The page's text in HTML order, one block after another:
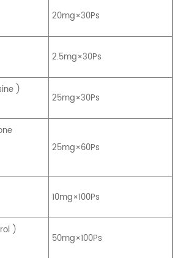
20mg×30Ps
2.5mg×30Ps
)
25mg×30Ps
25mg×60Ps
10mg×100Ps
)
50mg×100Ps